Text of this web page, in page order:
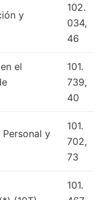
y
102.
034,
46
el
101.
739,
40
y
101.
702,
73
101.